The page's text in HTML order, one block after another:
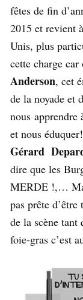
fêtes de fin
2015 et revient
Unis, plus
cette charge
Anderson, cet
de la noyade et
nous
et nous
Gérard
dire que les
MERDE !,…
pas prête
de la scène tant
foie-gras c’est